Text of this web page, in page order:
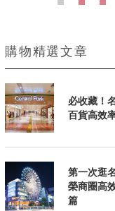
購物精選文章
必收藏！
百貨高效
第一次逛
榮商圈高
篇